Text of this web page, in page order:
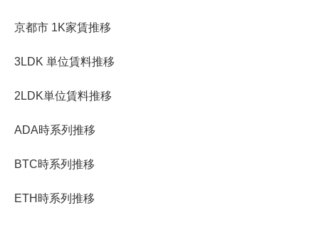
京都市 1K家賃推移
3LDK 単位賃料推移
2LDK単位賃料推移
ADA時系列推移
BTC時系列推移
ETH時系列推移